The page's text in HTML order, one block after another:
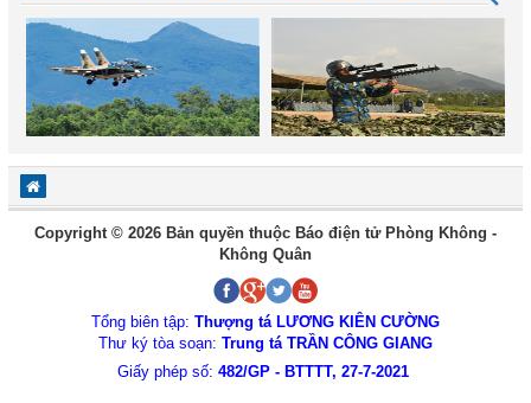
Copyright © 2026 Bản quyền thuộc Báo điện tử Phòng Không -
Không Quân
Tổng biên tập: Thượng tá LƯƠNG KIÊN CƯỜNG
Thư ký tòa soạn: Trung tá TRẦN CÔNG GIANG
Giấy phép số: 482/GP - BTTTT, 27-7-2021